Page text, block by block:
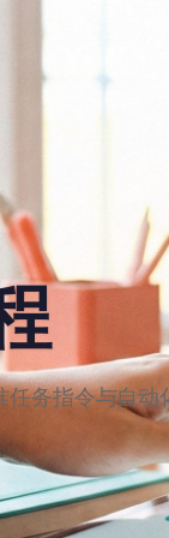
任务指令与自动